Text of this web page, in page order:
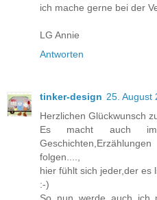
ich mache gerne bei der
LG Annie
Antworten
tinker-design 25. August
Herzlichen Glückwunsch
Es macht auch
folgen....,
hier fühlt sich jeder,der es
:-)